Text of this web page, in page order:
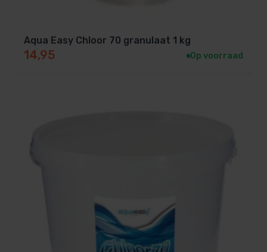
Aqua Easy Chloor 70 granulaat 1 kg
14,95 Op voorraad